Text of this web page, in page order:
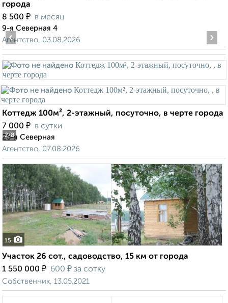
города
8 500 ₽ в месяц
9-я Северная 4
Агентство, 03.08.2026
2/8
‹ ›
Коттедж 100м², 2-этажный, посуточно, в черте города
7 000 ₽ в сутки
25-я Северная
Агентство, 07.08.2026
15
Участок 26 сот., садоводство, 15 км от города
1 550 000 ₽ 600 ₽ за сотку
Собственник, 13.05.2021